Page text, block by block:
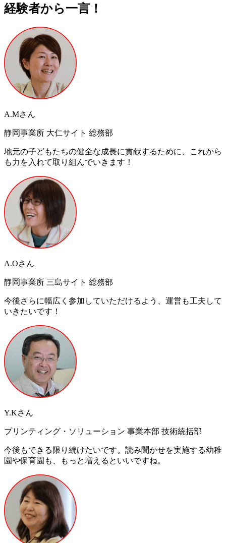
経験者から一言！
A.Mさん
静岡事業所 大仁サイト 総務部
地元の子どもたちの健全な成長に貢献するために、これから
も力を入れて取り組んでいきます！
A.Oさん
静岡事業所 三島サイト 総務部
今後さらに幅広く参加していただけるよう、運営も工夫して
いきたいです！
Y.Kさん
プリンティング・ソリューション 事業本部 技術統括部
今後もできる限り続けたいです。読み聞かせを実施する幼稚
園や保育園も、もっと増えるといいですね。